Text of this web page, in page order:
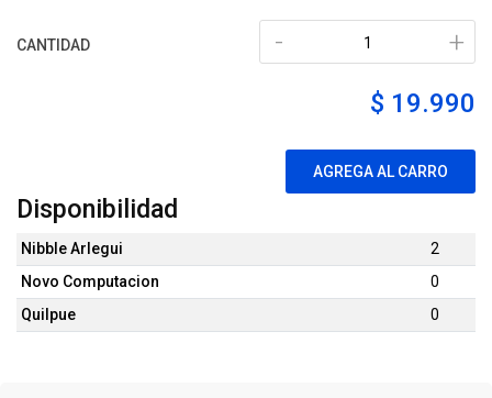
CANTIDAD +
-
$ 19.990
AGREGA AL CARRO
Disponibilidad
Nibble Arlegui
2
Novo Computacion
0
Quilpue
0